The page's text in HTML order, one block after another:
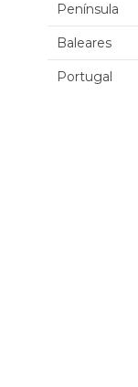
Península
Baleares
Portugal